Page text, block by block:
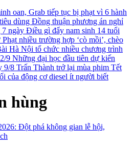
oan, Grab tiếp tục bị phạt vì 6 hành
dùng Đồng thuận phương án nghỉ
7 ngày Điều gì đẩy nam sinh 14 tuổi
Phạt nhiều trường hợp ‘cò mồi’, chèo
Hà Nội tổ chức nhiều chương trình
9 Những đại học đầu tiên dự kiến
9/8 Trấn Thành trở lại mùa phim Tết
của động cơ diesel ít người biết
hùng